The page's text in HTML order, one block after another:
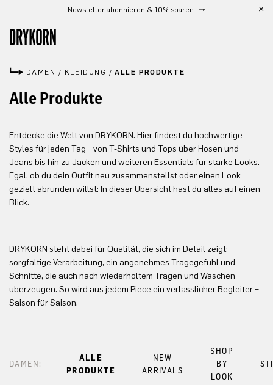
Zum Hauptinhalt springenNewsletter abonnieren & 10% sparen
DAMEN / KLEIDUNG /ALLE PRODUKTE
Alle Produkte
Entdecke die Welt von DRYKORN. Hier findest du hochwertige
Styles für jeden Tag – von T-Shirts und Tops über Hosen und
Jeans bis hin zu Jacken und weiteren Essentials für starke Looks.
Egal, ob du dein Outfit neu zusammenstellst oder einen Look
gezielt abrunden willst: In dieser Übersicht hast du alles auf einen
Blick.
DRYKORN steht dabei für Qualität, die sich im Detail zeigt:
sorgfältige Verarbeitung, ein angenehmes Tragegefühl und
Schnitte, die auch nach wiederholtem Tragen und Waschen
überzeugen. So wird aus jedem Piece ein verlässlicher Begleiter –
Saison für Saison.
DAMEN:
ALLE
PRODUKTE
NEW
ARRIVALS
SHOP
BY
LOOK